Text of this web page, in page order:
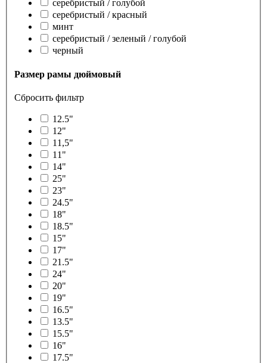
серебристый / голубой
серебристый / красный
минт
серебристый / зеленый / голубой
черный
Размер рамы дюймовый
Сбросить фильтр
12.5"
12"
11,5"
11"
14"
25"
23"
24.5"
18"
18.5"
15"
17"
21.5"
24"
20"
19"
16.5"
13.5"
15.5"
16"
17.5"